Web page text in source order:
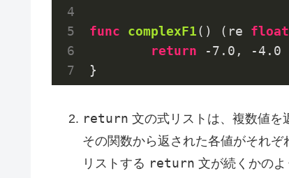
func complexF1() (re
return
-7.0 ,
-4.0
return 文の式リストは、複数値を
その関数から返された各値がそれ
リストする return 文が続くかの